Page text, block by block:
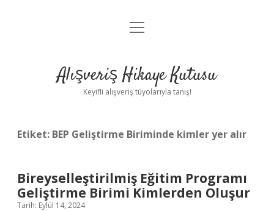
Anasayfa
Yasal Uyarı
menüyü
Alışveriş Hikaye Kutusu
Keyifli alışveriş tüyolarıyla tanış!
Etiket: BEP Geliştirme Biriminde kimler yer alır
Bireyselleştirilmiş Eğitim Programı
Geliştirme Birimi Kimlerden Oluşur
Tarih: Eylül 14, 2024